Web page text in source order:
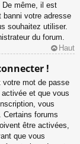
De même, il est
banni votre adresse
souhaitez utiliser.
du forum.
Haut
!
votre mot de passe
et que vous
vous
forums
être activées,
que vous